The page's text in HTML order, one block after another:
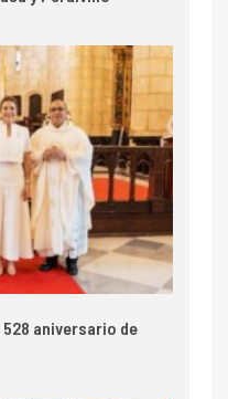
aniversario de